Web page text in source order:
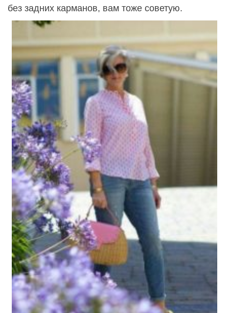
без задних карманов, вам тоже советую.